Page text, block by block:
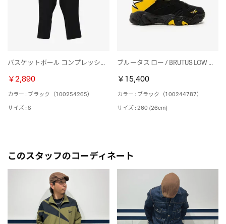
バスケットボール コンプレッションタイツ / ID BASKETBALL 3/4 COMPRESSION TIGHTS【返品不可商品】 （ブラック）
￥2,890
カラー : ブラック（100254265）
サイズ : S
ブルータス ロー / BRUTUS LOW （ブラック）
￥15,400
カラー : ブラック（100244787）
サイズ : 260 (26cm)
このスタッフのコーディネート